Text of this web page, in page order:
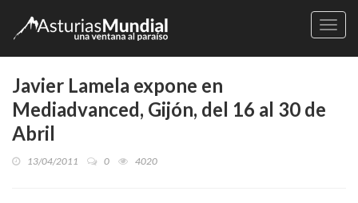
Javier Lamela expone en
Mediadvanced, Gijón, del 16 al 30 de
Abril
13/04/2011 0 4020